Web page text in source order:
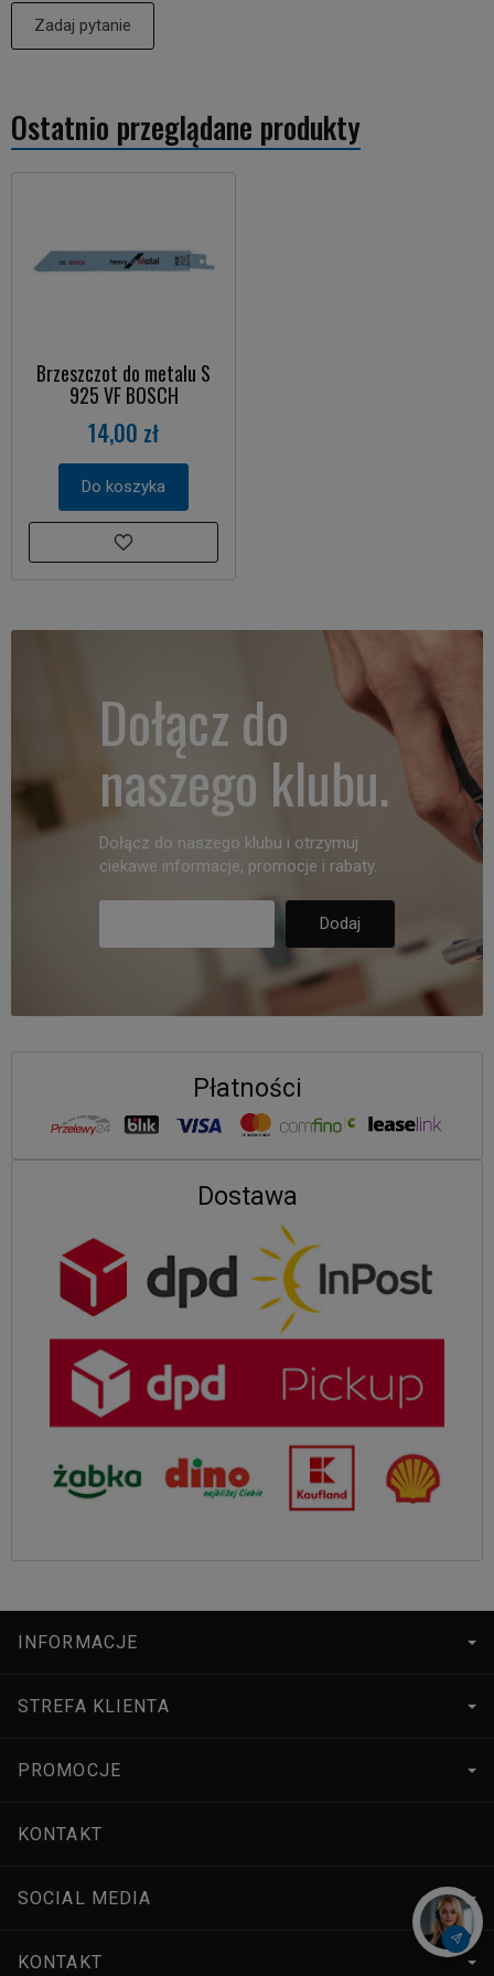
Zadaj pytanie
Ostatnio przeglądane produkty
Brzeszczot do metalu S
925 VF BOSCH
14,00 zł
Do koszyka
Dołącz do
naszego klubu.
Dołącz do naszego klubu i otrzymuj
ciekawe informacje, promocje i rabaty.
Płatności
Dostawa
INFORMACJE
STREFA KLIENTA
PROMOCJE
KONTAKT
SOCIAL MEDIA
KONTAKT